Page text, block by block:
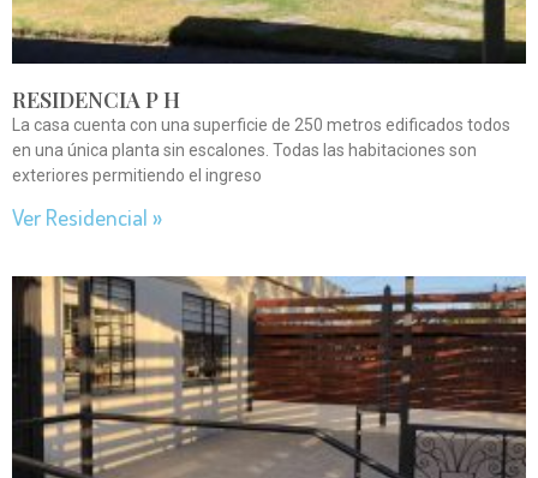
RESIDENCIA P H
La casa cuenta con una superficie de 250 metros edificados todos
en una única planta sin escalones. Todas las habitaciones son
exteriores permitiendo el ingreso
Ver Residencial »